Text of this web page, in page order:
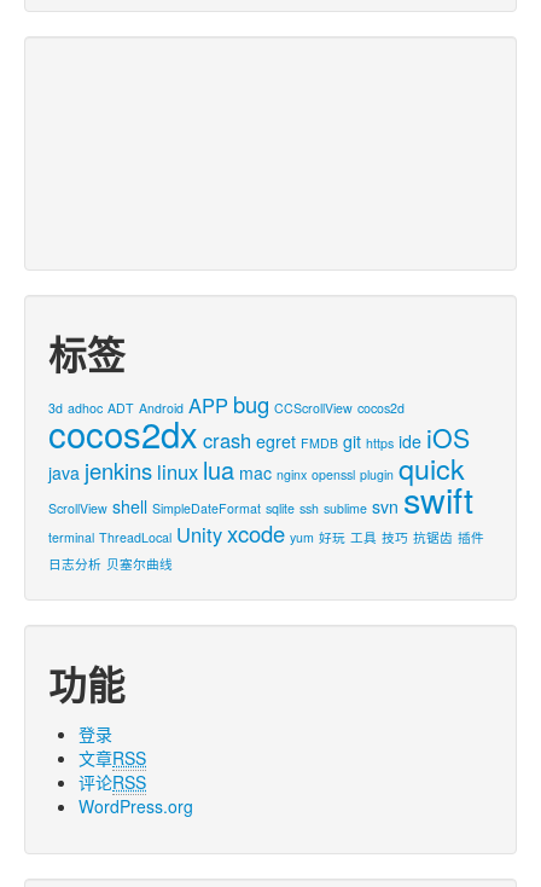
标签
3d adhoc ADT Android APP bug CCScrollView cocos2d
cocos2dx crash egret FMDB git https ide iOS
java jenkins linux lua mac nginx openssl plugin quick
ScrollView shell SimpleDateFormat sqlite ssh sublime svn swift
terminal ThreadLocal Unityxcode yum 好玩 工具 技巧 抗锯齿 插件
日志分析 贝塞尔曲线
功能
登录
文章RSS
评论RSS
WordPress.org